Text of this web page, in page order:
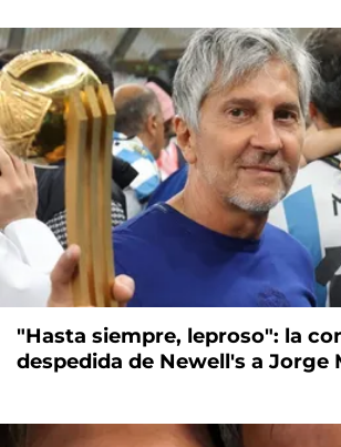
"Hasta siempre, leproso": la
despedida de Newell's a Jorge